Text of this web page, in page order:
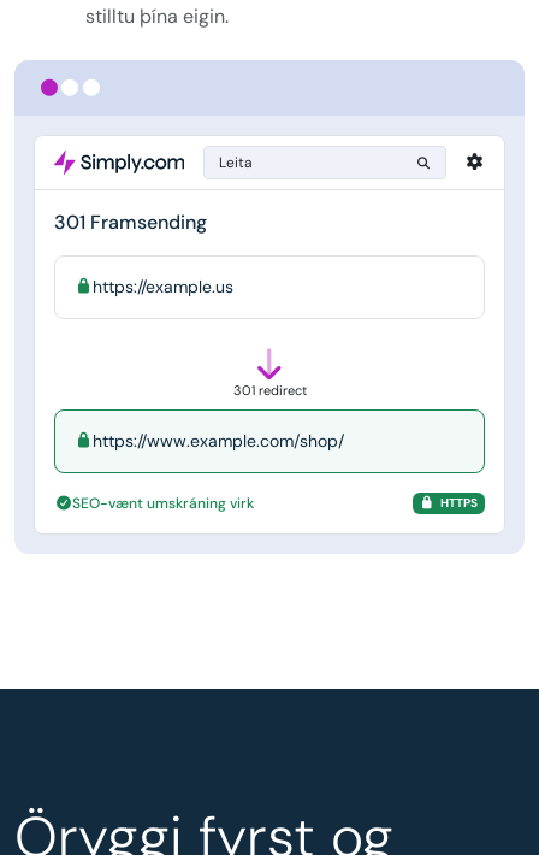
Leita
301 Framsending
https://example.us
301 redirect
https://www.example.com/shop/
SEO-vænt umskráning virk HTTPS
stilltu þína eigin.
Öryggi fyrst og